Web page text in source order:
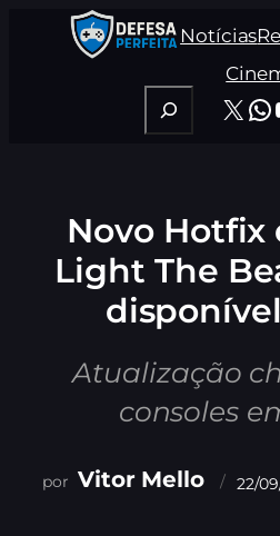
Notícias
Pesquisar
X
Novo Hotfix
Light The
Atualização
consoles
Vitor Mello 22/